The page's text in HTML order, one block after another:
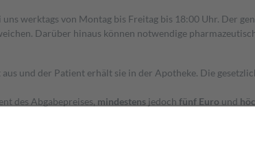
werktags von Montag bis Freitag bis 18:00 Uhr. Der
Darüber hinaus können notwendige
und der Patient erhält sie in der Apotheke. Die
des Abgabepreises, mindestens jedoch fünf Euro und